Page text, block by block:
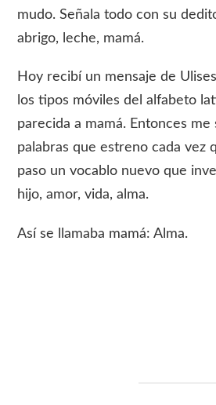
mudo. Señala todo con su
abrigo, leche, mamá.
Hoy recibí un mensaje de
los tipos móviles del alfabeto
parecida a mamá. Entonces
palabras que estreno cada vez
paso un vocablo nuevo que
hijo, amor, vida, alma.
Así se llamaba mamá: Alma.